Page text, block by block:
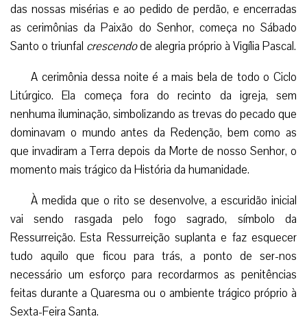
das nossas misérias e ao pedido de perdão, e encerradas
as cerimônias da Paixão do Senhor, começa no Sábado
Santo o triunfal crescendode alegria próprio à Vigília Pascal.
A cerimônia dessa noite é a mais bela de todo o Ciclo
Litúrgico. Ela começa fora do recinto da igreja, sem
nenhuma iluminação, simbolizando as trevas do pecado que
dominavam o mundo antes da Redenção, bem como as
que invadiram a Terra depois da Morte de nosso Senhor, o
momento mais trágico da História da humanidade.
À medida que o rito se desenvolve, a escuridão inicial
vai sendo rasgada pelo fogo sagrado, símbolo da
Ressurreição. Esta Ressurreição suplanta e faz esquecer
tudo aquilo que ficou para trás, a ponto de ser-nos
necessário um esforço para recordarmos as penitências
feitas durante a Quaresma ou o ambiente trágico próprio à
Sexta-Feira Santa.